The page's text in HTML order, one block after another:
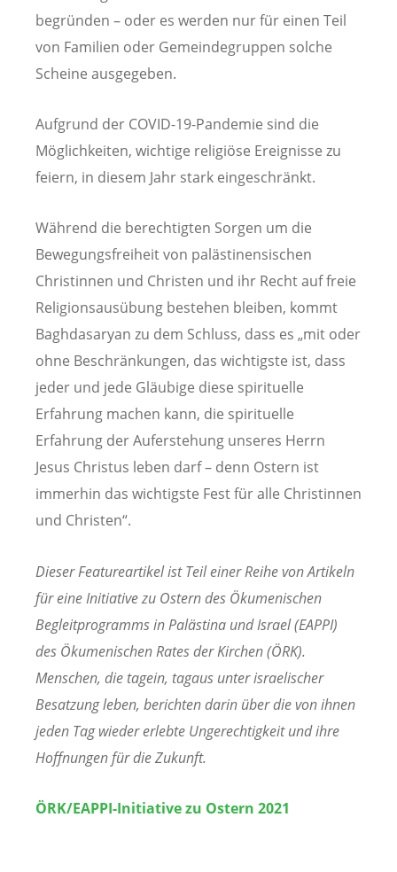
begründen – oder es werden nur für einen Teil
von Familien oder Gemeindegruppen solche
Scheine ausgegeben.
Aufgrund der COVID-19-Pandemie sind die
Möglichkeiten, wichtige religiöse Ereignisse zu
feiern, in diesem Jahr stark eingeschränkt.
Während die berechtigten Sorgen um die
Bewegungsfreiheit von palästinensischen
Christinnen und Christen und ihr Recht auf freie
Religionsausübung bestehen bleiben, kommt
Baghdasaryan zu dem Schluss, dass es „mit oder
ohne Beschränkungen, das wichtigste ist, dass
jeder und jede Gläubige diese spirituelle
Erfahrung machen kann, die spirituelle
Erfahrung der Auferstehung unseres Herrn
Jesus Christus leben darf – denn Ostern ist
immerhin das wichtigste Fest für alle Christinnen
und Christen“.
Dieser Featureartikel ist Teil einer Reihe von Artikeln
für eine Initiative zu Ostern des Ökumenischen
Begleitprogramms in Palästina und Israel (EAPPI)
des Ökumenischen Rates der Kirchen (ÖRK).
Menschen, die tagein, tagaus unter israelischer
Besatzung leben, berichten darin über die von ihnen
jeden Tag wieder erlebte Ungerechtigkeit und ihre
Hoffnungen für die Zukunft.
ÖRK/EAPPI-Initiative zu Ostern 2021